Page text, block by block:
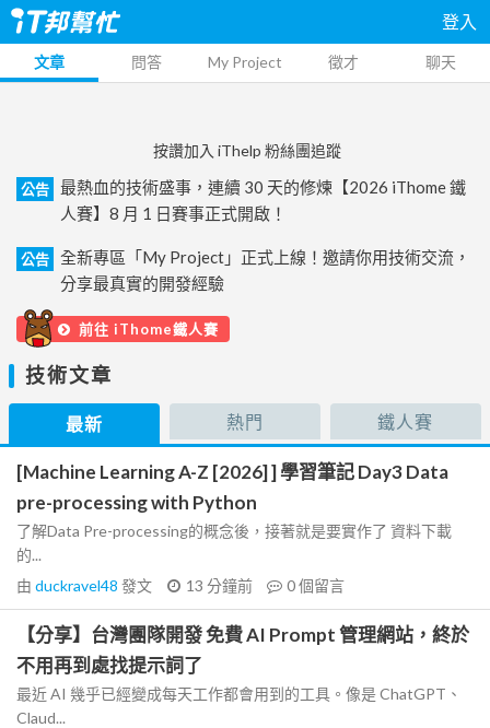
登入
文章 問答 My Project 徵才 聊天
按讚加入 iThelp 粉絲團追蹤
公告
最熱血的技術盛事，連續 30 天的修煉【2026 iThome 鐵
人賽】8 月 1 日賽事正式開啟！
公告
全新專區「My Project」正式上線！邀請你用技術交流，
分享最真實的開發經驗
前往 iThome鐵人賽
技術文章
最新 熱門 鐵人賽
[Machine Learning A-Z [2026] ] 學習筆記 Day3 Data
pre-processing with Python
了解Data Pre-processing的概念後，接著就是要實作了 資料下載
的...
由 duckravel48 發文 13 分鐘前 0個留言
【分享】台灣團隊開發 免費 AI Prompt 管理網站，終於
不用再到處找提示詞了
最近 AI 幾乎已經變成每天工作都會用到的工具。像是 ChatGPT、
Claud...